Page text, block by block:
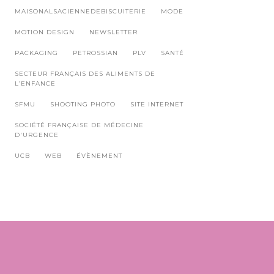
MAISONALSACIENNEDEBISCUITERIE MODE
MOTION DESIGN NEWSLETTER
PACKAGING PETROSSIAN PLV SANTÉ
SECTEUR FRANÇAIS DES ALIMENTS DE
L’ENFANCE
SFMU SHOOTING PHOTO SITE INTERNET
SOCIÉTÉ FRANÇAISE DE MÉDECINE
D'URGENCE
UCB WEB ÉVÈNEMENT